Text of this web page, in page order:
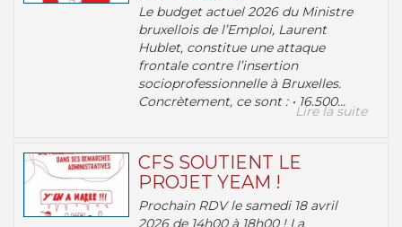
Le budget actuel 2026 du Ministre
bruxellois de l’Emploi, Laurent
Hublet, constitue une attaque
frontale contre l’insertion
socioprofessionnelle à Bruxelles.
Concrètement, ce sont : • 16.500...
Lire la suite
CFS SOUTIENT LE
PROJET YEAM !
Prochain RDV le samedi 18 avril
2026 de 14h00 à 18h00 ! La